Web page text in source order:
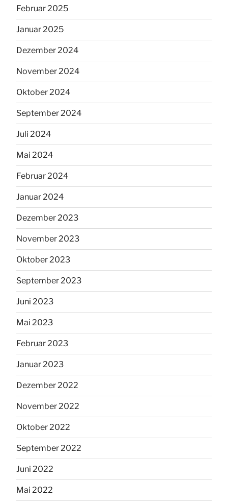
Februar 2025
Januar 2025
Dezember 2024
November 2024
Oktober 2024
September 2024
Juli 2024
Mai 2024
Februar 2024
Januar 2024
Dezember 2023
November 2023
Oktober 2023
September 2023
Juni 2023
Mai 2023
Februar 2023
Januar 2023
Dezember 2022
November 2022
Oktober 2022
September 2022
Juni 2022
Mai 2022